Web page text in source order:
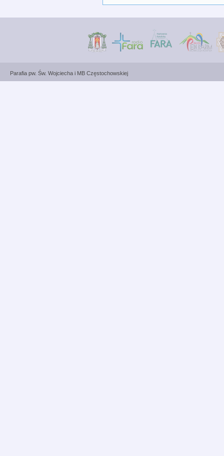
Parafia pw. Św. Wojciecha i MB Częstochowskiej